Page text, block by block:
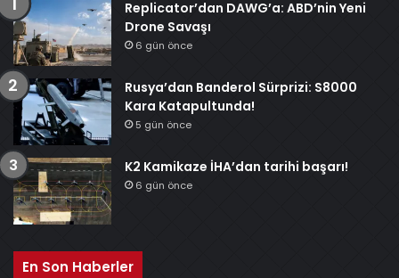
Replicator’dan DAWG’a: ABD’nin Yeni
Drone Savaşı
6 gün önce
Rusya’dan Banderol Sürprizi: S8000
Kara Katapultunda!
5 gün önce
K2 Kamikaze İHA’dan tarihi başarı!
6 gün önce
En Son Haberler